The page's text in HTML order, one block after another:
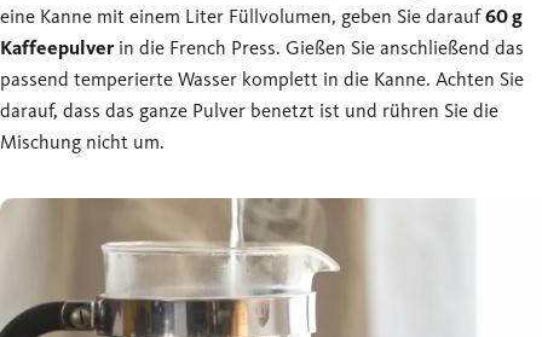
eine Kanne mit einem Liter Füllvolumen, geben Sie darauf60 g
Kaffeepulverin die French Press. Gießen Sie anschließend das
passend temperierte Wasser komplett in die Kanne. Achten Sie
darauf, dass das ganze Pulver benetzt ist und rühren Sie die
Mischung nicht um.